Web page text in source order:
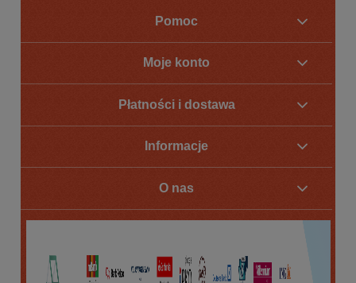
Pomoc
Moje konto
Płatności i dostawa
Informacje
O nas